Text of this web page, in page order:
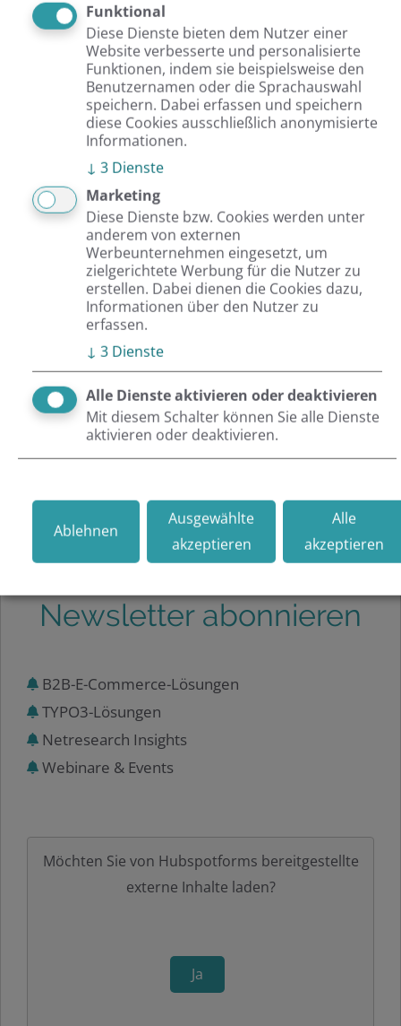
Webauftritten und E-Commerce. Sie lernte die
Branche aus den verschiedensten Blickwinkeln
kennen und arbeitete unter anderem als
Produkt- und Marketingmanagerin. Aktuell
betreut sie als Projektmanagerin Kunden bei
Netresearch und fungiert als Schnittstelle
zwischen dem Auftraggeber und dem
Entwicklerteam.
Artikel teilen:
TYPO3
Projects
Technologies
Newsletter abonnieren
B2B-E-Commerce-Lösungen
TYPO3-Lösungen
Netresearch Insights
Webinare & Events
Möchten Sie von Hubspotforms bereitgestellte
externe Inhalte laden?
Ja
Funktional
Diese Dienste bieten dem Nutzer einer
Website verbesserte und personalisierte
Funktionen, indem sie beispielsweise den
Benutzernamen oder die Sprachauswahl
speichern. Dabei erfassen und speichern
diese Cookies ausschließlich anonymisierte
Informationen.
↓ 3 Dienste
Marketing
Diese Dienste bzw. Cookies werden unter
anderem von externen
Werbeunternehmen eingesetzt, um
zielgerichtete Werbung für die Nutzer zu
erstellen. Dabei dienen die Cookies dazu,
Informationen über den Nutzer zu
erfassen.
↓ 3 Dienste
Alle Dienste aktivieren oder deaktivieren
Mit diesem Schalter können Sie alle Dienste
aktivieren oder deaktivieren.
Ablehnen
Ausgewählte
akzeptieren
Alle
akzeptieren